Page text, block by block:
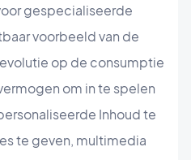
gespecialiseerde
voorbeeld van de
op de consumptie
om in te spelen
Inhoud te
te geven, multimedia